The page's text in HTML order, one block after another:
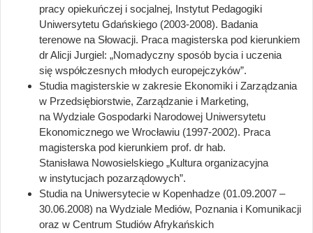
pracy opiekuńczej i socjalnej, Instytut Pedagogiki
Uniwersytetu Gdańskiego (2003-2008). Badania
terenowe na Słowacji. Praca magisterska pod kierunkiem
dr Alicji Jurgiel: „Nomadyczny sposób bycia i uczenia
się współczesnych młodych europejczyków”.
Studia magisterskie w zakresie Ekonomiki i Zarządzania
w Przedsiębiorstwie, Zarządzanie i Marketing,
na Wydziale Gospodarki Narodowej Uniwersytetu
Ekonomicznego we Wrocławiu (1997-2002). Praca
magisterska pod kierunkiem prof. dr hab.
Stanisława Nowosielskiego „Kultura organizacyjna
w instytucjach pozarządowych”.
Studia na Uniwersytecie w Kopenhadze (01.09.2007 –
30.06.2008) na Wydziale Mediów, Poznania i Komunikacji
oraz w Centrum Studiów Afrykańskich